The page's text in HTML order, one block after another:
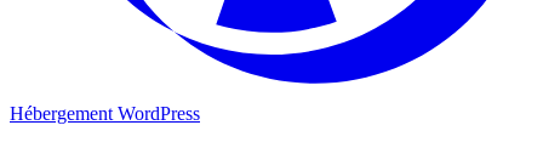
Hébergement WordPress